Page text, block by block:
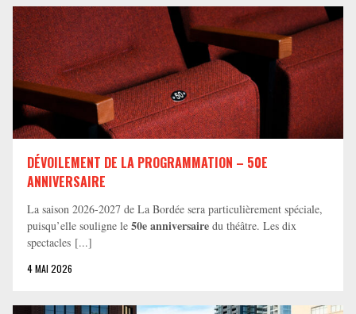
DÉVOILEMENT DE LA PROGRAMMATION – 50E
ANNIVERSAIRE
La saison 2026-2027 de La Bordée sera particulièrement spéciale,
puisqu’elle souligne le 50e anniversaire du théâtre. Les dix
spectacles [...]
4 MAI 2026